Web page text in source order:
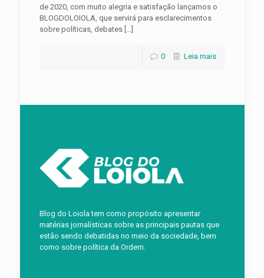
de 2020, com muito alegria e satisfação lançamos o
BLOGDOLOIOLA, que servirá para esclarecimentos
sobre políticas, debates[…]
0 Leia mais
Blog do Loiola tem como propósito apresentar
matérias jornalísticas sobre as principais pautas que
estão sendo debatidas no meio da sociedade, bem
como sobre política da Ordem.